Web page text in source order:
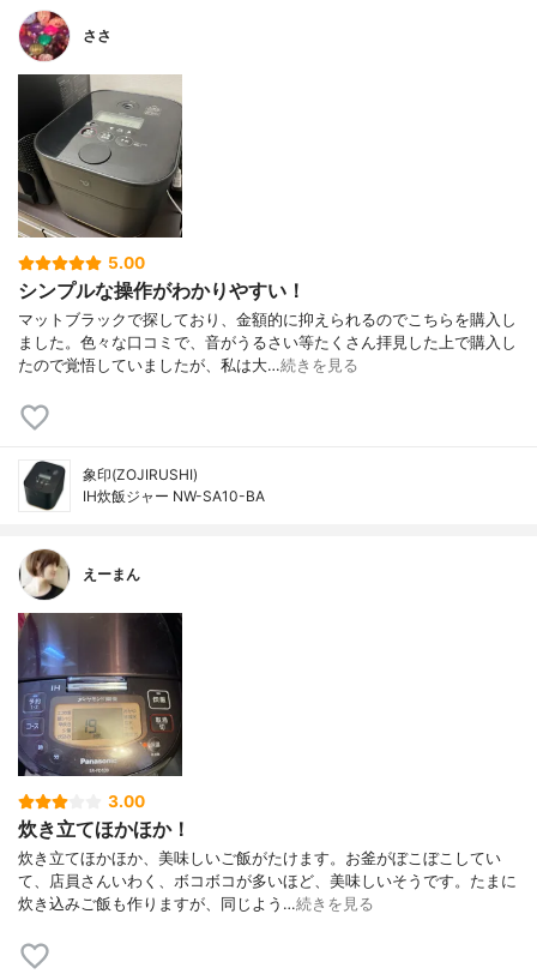
ささ
5.00
シンプルな操作がわかりやすい！
マットブラックで探しており、金額的に抑えられるのでこちらを購入し
ました。色々な口コミで、音がうるさい等たくさん拝見した上で購入し
たので覚悟していましたが、私は大…続きを見る
象印(ZOJIRUSHI)
IH炊飯ジャー NW-SA10-BA
えーまん
3.00
炊き立てほかほか！
炊き立てほかほか、美味しいご飯がたけます。お釜がぼこぼこしてい
て、店員さんいわく、ボコボコが多いほど、美味しいそうです。たまに
炊き込みご飯も作りますが、同じよう…続きを見る